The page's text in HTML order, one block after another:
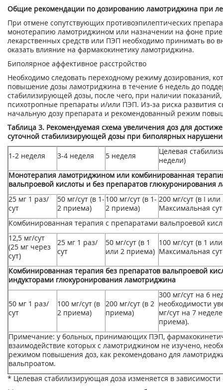
Общие рекомендации по дозированию ламотриджина при
При отмене сопутствующих противоэпилептических
монотерапию ламотриджином или назначении на фоне
лекарственных средств или ПЭП необходимо принимать во
оказать влияние на фармакокинетику ламотриджина.
Биполярное аффективное расстройство
Необходимо следовать переходному режиму дозирования,
повышение дозы ламотриджина в течение 6 недель до
стабилизирующей дозы, после чего, при наличии
психотропные препараты и/или ПЭП. Из-за риска развития
начальную дозу препарата и рекомендованный режим
Таблица 3. Рекомендуемая схема увеличения доз для
суточной стабилизирующей дозы при биполярных
1-2 неделя 3-4 неделя 5 неделя
Целевая
недели)
Монотерапия ламотриджином или комбинированная
вальпроевой кислоты и без препаратов глюкуронирования
25 мг 1 раз/
сут
50 мг/сут (в 1-
2 приема)
100 мг/сут (в 1-
2 приема)
200 мг/сут (в I
Максимальная
Комбинированная терапия с препаратами вальпроевой
12,5 мг/сут
(25 мг через
сут)
25 мг 1 раз/
сут
50 мг/сут (в 1
или 2 приема)
100 мг/сут (в 1
Максимальная
Комбинированная терапия без препаратов вальпроевой
индукторами глюкуронирования ламотриджина
50 мг 1 раз/
сут
100 мг/сут (в
2 приема)
200 мг/сут (в 2
приема)
300 мг/сут на 6
необходимости
мг/сут на 7
приема).
Примечание: у больных, принимающих ПЭП,
взаимодействие которых с ламотриджином не изучено,
режимом повышения доз, как рекомендовано для
вальпроатом.
* Целевая стабилизирующая доза изменяется в зависимости